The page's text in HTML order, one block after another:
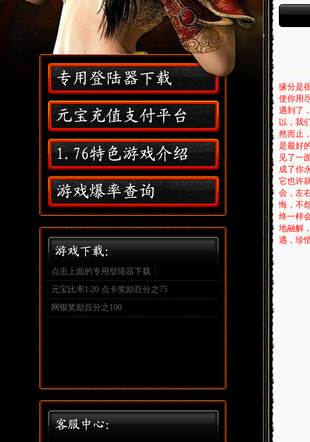
点击上面的专用登陆器下载：
元宝比率1:20 点卡奖励百分之75
网银奖励百分之100
,
缘分是
使你用
遇到了
以，我
然而止
是最好
见了一
成了你
它也许
会，左
悔，不
终一样
地融解
遇，珍